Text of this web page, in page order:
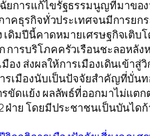
การแก้ไขรัฐธรรมนูญที่มาข
คธุรกิจทั่วประเทศจนมีการย
ดิมปีนี้คาดหมายเศรษฐกิจเติบ
การบริโภคครัวเรือนชะลอหลั
อง ส่งผลให้การเมืองเดินเข้
รเมืองนับเป็นปัจจัยสำคัญที่บั่
ขัดแย้ง ผลลัพธ์ที่ออกมาไม่แต
ฝ่าย โดยมีประชาชนเป็นบันได